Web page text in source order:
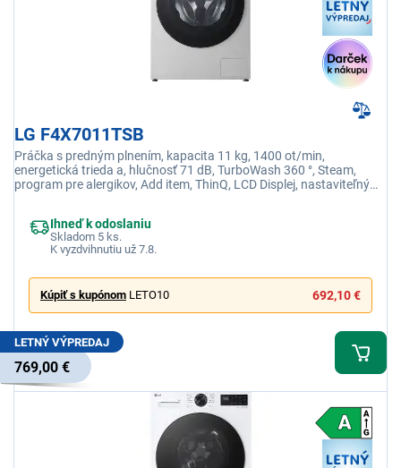
LG F4X7011TSB
Práčka s predným plnením, kapacita 11 kg, 1400 ot/min,
energetická trieda a, hlučnosť 71 dB, TurboWash 360 °, Steam,
program pre alergikov, Add item, ThinQ, LCD Displej, nastaviteľný
Ihneď k odoslaniu
Skladom 5 ks.
K vyzdvihnutiu už 7.8.
Kúpiť s kupónom LETO10 692,10 €
LETNÝ VÝPREDAJ
769,00 €